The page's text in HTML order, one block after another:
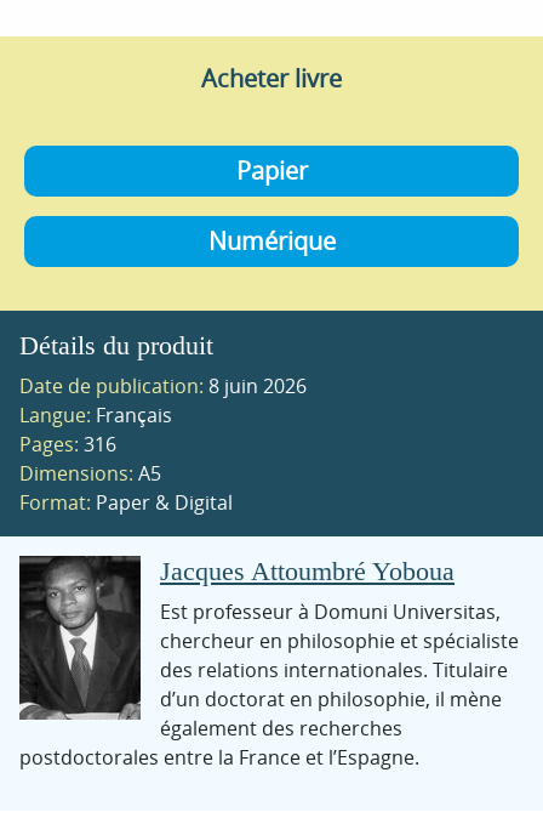
Acheter livre
Papier
Numérique
Détails du produit
Date de publication: 8 juin 2026
Langue: Français
Pages: 316
Dimensions: A5
Format: Paper & Digital
Jacques Attoumbré Yoboua
Est professeur à Domuni Universitas,
chercheur en philosophie et spécialiste
des relations internationales. Titulaire
d’un doctorat en philosophie, il mène
également des recherches
postdoctorales entre la France et l’Espagne.